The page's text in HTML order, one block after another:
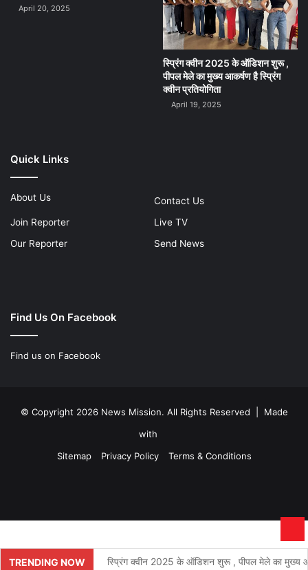
April 20, 2025
स्प्रिंग क्वीन 2025 के ऑडिशन शुरू ,
पीपल मेले का मुख्य आकर्षण है स्प्रिंग
क्वीन प्रतियोगिता
April 19, 2025
Quick Links
About Us
Contact Us
Join Reporter
Live TV
Our Reporter
Send News
Find Us On Facebook
Find us on Facebook
© Copyright 2026 News Mission. All Rights Reserved | Made
with
Sitemap
Privacy Policy Terms & Conditions
TRENDING NOW स्प्रिंग क्वीन 2025 के ऑडिशन शुरू , पीपल मेले का मुख्य